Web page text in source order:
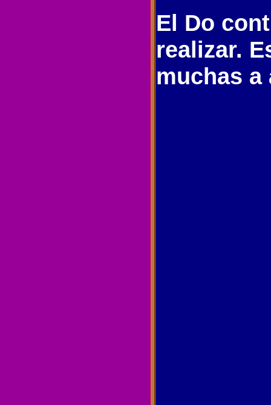
El Do
realizar.
muchas a